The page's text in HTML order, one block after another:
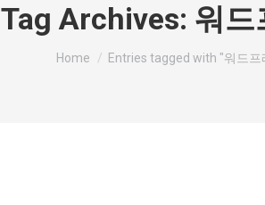
Tag Archives: 워드
You are here:
Home Entries tagged with "워드프